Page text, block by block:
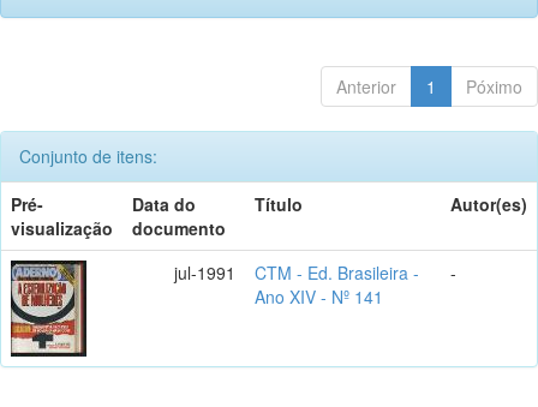
Anterior 1 Póximo
Conjunto de itens:
Pré-
visualização
Data do
documento
Título Autor(es)
jul-1991
CTM - Ed. Brasileira -
Ano XIV - Nº 141
-